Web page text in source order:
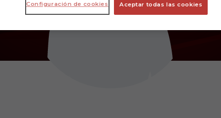
Aceptar todas las cookies
Configuración de cookies